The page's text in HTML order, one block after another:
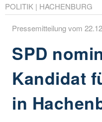
POLITIK | HACHENBURG
Pressemitteilung vom
SPD
Kandidat
in